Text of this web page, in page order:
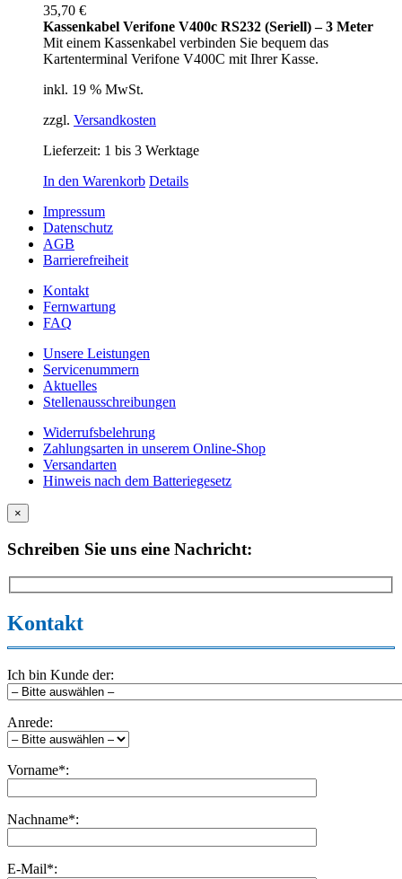
35,70 €
Kassenkabel Verifone V400c RS232 (Seriell) – 3 Meter
Mit einem Kassenkabel verbinden Sie bequem das
Kartenterminal Verifone V400C mit Ihrer Kasse.
inkl. 19 % MwSt.
zzgl. Versandkosten
Lieferzeit: 1 bis 3 Werktage
In den Warenkorb Details
Impressum
Datenschutz
AGB
Barrierefreiheit
Kontakt
Fernwartung
FAQ
Unsere Leistungen
Servicenummern
Aktuelles
Stellenausschreibungen
Widerrufsbelehrung
Zahlungsarten in unserem Online-Shop
Versandarten
Hinweis nach dem Batteriegesetz
×
Schreiben Sie uns eine Nachricht:
Kontakt
Ich bin Kunde der:
Anrede:
Vorname*:
Nachname*:
E-Mail*: